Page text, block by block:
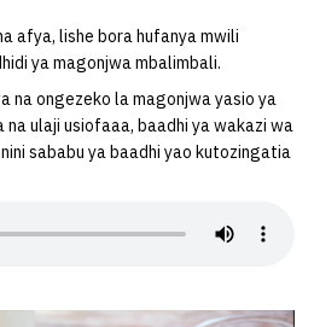
afya, lishe bora hufanya mwili
ya magonjwa mbalimbali.
na ongezeko la magonjwa yasio ya
ulaji usiofaaa, baadhi ya wakazi wa
sababu ya baadhi yao kutozingatia